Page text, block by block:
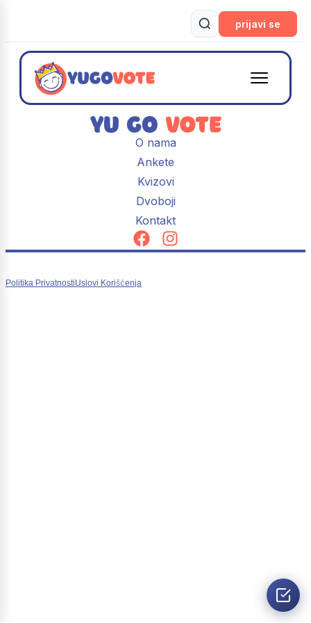
prijavi se
O nama
Ankete
Kvizovi
Dvoboji
Kontakt
Politika PrivatnostiUslovi Korišćenja